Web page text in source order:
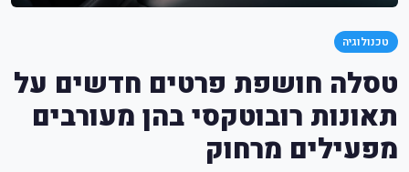
טכנולוגיה
טסלה חושפת פרטים חדשים על
תאונות רובוטקסי בהן מעורבים
מפעילים מרחוק